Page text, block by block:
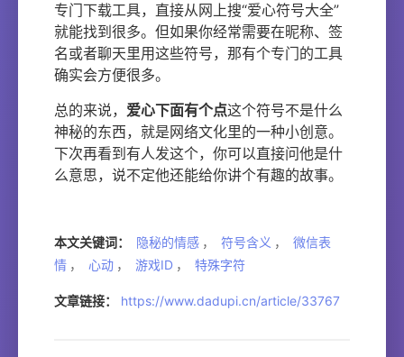
专门下载工具，直接从网上搜“爱心符号大全”
就能找到很多。但如果你经常需要在昵称、签
名或者聊天里用这些符号，那有个专门的工具
确实会方便很多。
总的来说， 爱心下面有个点这个符号不是什么
神秘的东西，就是网络文化里的一种小创意。
下次再看到有人发这个，你可以直接问他是什
么意思，说不定他还能给你讲个有趣的故事。
本文关键词： 隐秘的情感 ， 符号含义 ，
微信表
情 ， 心动 ， 游戏ID ， 特殊字符
文章链接： https://www.dadupi.cn/article/33767